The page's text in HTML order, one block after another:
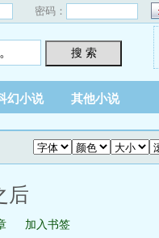
密码：
搜 索
幻小说 其他小说
后
加入书签